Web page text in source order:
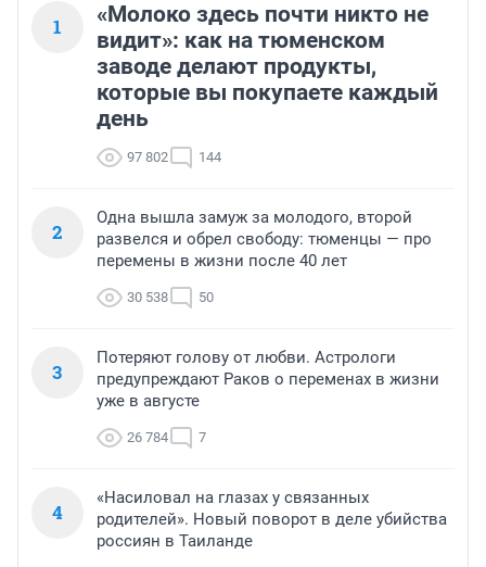
1
«Молоко здесь почти никто не
видит»: как на тюменском
заводе делают продукты,
которые вы покупаете каждый
день
97 802 144
2
Одна вышла замуж за молодого, второй
развелся и обрел свободу: тюменцы — про
перемены в жизни после 40 лет
30 538 50
3
Потеряют голову от любви. Астрологи
предупреждают Раков о переменах в жизни
уже в августе
26 784 7
4
«Насиловал на глазах у связанных
родителей». Новый поворот в деле убийства
россиян в Таиланде